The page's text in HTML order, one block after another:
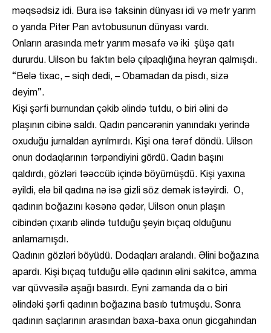
məqsədsiz idi. Bura isə taksinin dünyası idi və metr yarım
o yanda Piter Pan avtobusunun dünyası vardı.
Onların arasında metr yarım məsafə və iki şüşə qatı
dururdu. Uilson bu faktın belə çılpaqlığına heyran qalmışdı.
“Belə tixac, – siqh dedi, – Obamadan da pisdı, sizə
deyim”.
Kişi şərfi burnundan çəkib əlində tutdu, o biri əlini də
plaşının cibinə saldı. Qadın pəncərənin yanındakı yerində
oxuduğu jurnaldan ayrılmırdı. Kişi ona tərəf döndü. Uilson
onun dodaqlarının tərpəndiyini gördü. Qadın başını
qaldırdı, gözləri təəccüb içində böyümüşdü. Kişi yaxına
əyildi, elə bil qadına nə isə gizli söz demək istəyirdi. O,
qadının boğazını kəsənə qədər, Uilson onun plaşın
cibindən çıxarıb əlində tutduğu şeyin bıçaq olduğunu
anlamamışdı.
Qadının gözləri böyüdü. Dodaqları aralandı. Əlini boğazına
apardı. Kişi bıçaq tutduğu əlilə qadının əlini sakitcə, amma
var qüvvəsilə aşağı basırdı. Eyni zamanda da o biri
əlindəki şərfi qadının boğazına basıb tutmuşdu. Sonra
qadının saçlarının arasından baxa-baxa onun gicgahından